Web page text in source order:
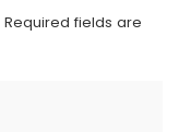
Required fields are